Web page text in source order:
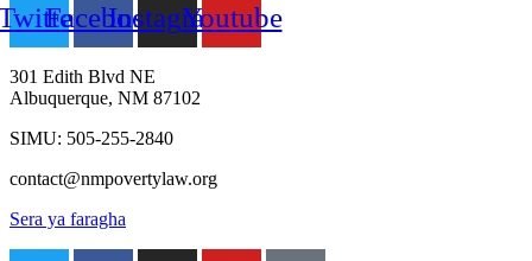
FacebookInstagramYoutube
301 Edith Blvd NE
Albuquerque, NM 87102
SIMU: 505-255-2840
contact@nmpovertylaw.org
Sera ya faragha